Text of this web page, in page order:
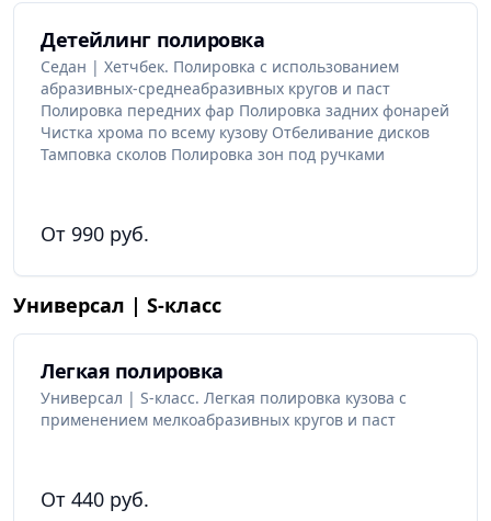
Детейлинг полировка
Седан | Хетчбек. Полировка с использованием
абразивных-среднеабразивных кругов и паст
Полировка передних фар Полировка задних фонарей
Чистка хрома по всему кузову Отбеливание дисков
Тамповка сколов Полировка зон под ручками
От 990 руб.
Универсал | S-класс
Легкая полировка
Универсал | S-класс. Легкая полировка кузова с
применением мелкоабразивных кругов и паст
От 440 руб.